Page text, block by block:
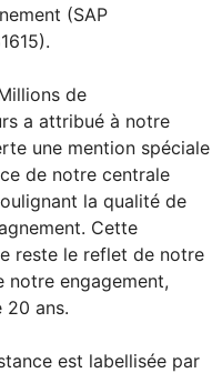
(SAP
de
a attribué à notre
une mention spéciale
de notre centrale
la qualité de
Cette
reste le reflet de notre
notre engagement,
20 ans.
est labellisée par